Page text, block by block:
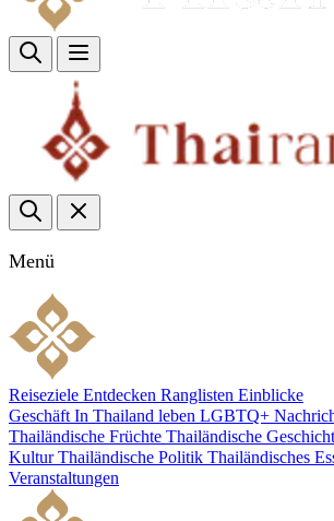
Menü
Reiseziele Entdecken Ranglisten Einblicke
Geschäft In Thailand leben LGBTQ+
Thailändische Früchte Thailändische
Kultur Thailändische Politik Thailändisches
Veranstaltungen